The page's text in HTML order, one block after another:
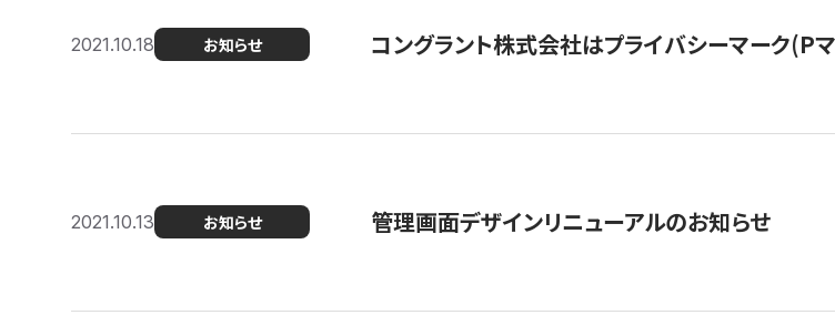
2021.10.18 お知らせ コングラント株式会社はプライバシーマーク(P
2021.10.13 お知らせ 管理画面デザインリニューアルのお知らせ